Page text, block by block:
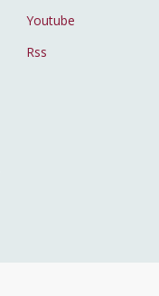
Youtube
Rss